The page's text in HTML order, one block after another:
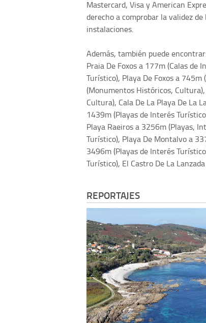
Mastercard, Visa y American
derecho a comprobar la validez
instalaciones.
Además, también puede
Praia De Foxos a 177m (Calas de
Turístico), Playa De Foxos a
(Monumentos Históricos,
Cultura), Cala De La Playa De La
1439m (Playas de Interés
Playa Raeiros a 3256m (Playas,
Turístico), Playa De Montalvo a
3496m (Playas de Interés
Turístico), El Castro De La
REPORTAJES